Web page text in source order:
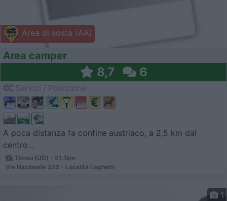
Area di sosta (AA)
Area camper
8,7 6
A poca distanza fa confine austriaco, a 2,5 km dal
centro...
Timau (UD) - 51.1km
Via Nazionale 320 - Località Laghetti
1